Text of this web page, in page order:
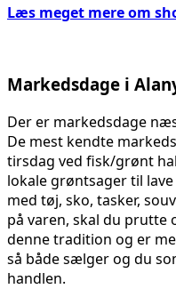
Læs meget mere om
Markedsdage i
Der er markedsdage
De mest kendte
tirsdag ved fisk/grønt
lokale grøntsager til
med tøj, sko, tasker,
på varen, skal du prutte
denne tradition og er
så både sælger og du
handlen.